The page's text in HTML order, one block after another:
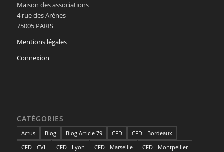
Maison des associations
4 rue des Arènes
75005 PARIS
Mentions légales
Connexion
CATÉGORIES
Actus Blog Blog Article 79 CFD
CFD - Bordeaux
CFD - CVL
CFD - Lyon CFD - Marseille CFD - Montpellier